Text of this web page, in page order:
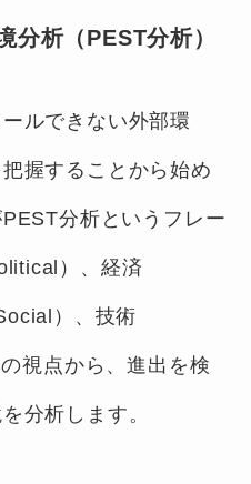
分析（PEST分析）
ルできない外部環
握することから始め
分析というフレー
）、経済
）、技術
視点から、進出を検
分析します。